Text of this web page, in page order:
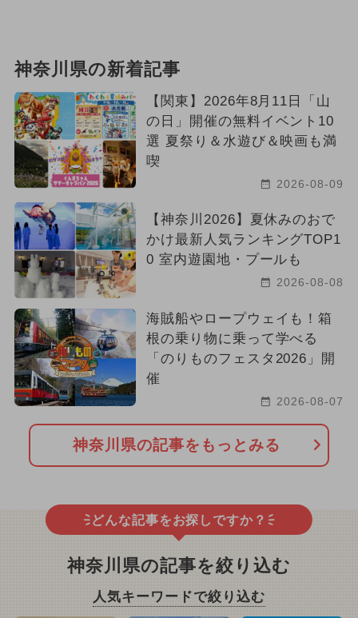
神奈川県の新着記事
【関東】2026年8月11日「山
の日」開催の無料イベント10
選 夏祭り＆水遊び＆映画も満
喫
2026-08-09
【神奈川2026】夏休みのおで
かけ最新人気ランキングTOP1
0 室内遊園地・プールも
2026-08-08
海賊船やロープウェイも！箱
根の乗り物に乗って学べる
「のりものフェスタ2026」開
催
2026-08-07
神奈川県の記事をもっとみる
どんな記事をお探しですか？
神奈川県の記事を絞り込む
人気キーワードで絞り込む